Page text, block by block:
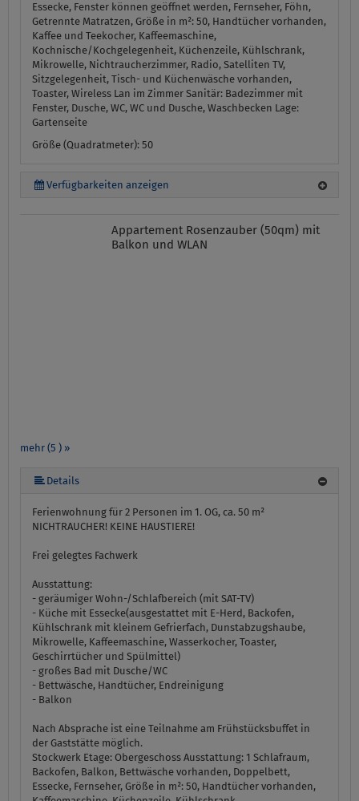
Essecke, Fenster können geöffnet werden, Fernseher, Föhn,
Getrennte Matratzen, Größe in m²: 50, Handtücher vorhanden,
Kaffee und Teekocher, Kaffeemaschine,
Kochnische/Kochgelegenheit, Küchenzeile, Kühlschrank,
Mikrowelle, Nichtraucherzimmer, Radio, Satelliten TV,
Sitzgelegenheit, Tisch- und Küchenwäsche vorhanden,
Toaster, Wireless Lan im Zimmer Sanitär: Badezimmer mit
Fenster, Dusche, WC, WC und Dusche, Waschbecken Lage:
Gartenseite
Größe (Quadratmeter): 50
Verfügbarkeiten anzeigen
mehr (5 ) »
mehr (5 ) »
Appartement Rosenzauber (50qm) mit
Balkon und WLAN
Details
Ferienwohnung für 2 Personen im 1. OG, ca. 50 m²
NICHTRAUCHER! KEINE HAUSTIERE!
Frei gelegtes Fachwerk
Ausstattung:
- geräumiger Wohn-/Schlafbereich (mit SAT-TV)
- Küche mit Essecke(ausgestattet mit E-Herd, Backofen,
Kühlschrank mit kleinem Gefrierfach, Dunstabzugshaube,
Mikrowelle, Kaffeemaschine, Wasserkocher, Toaster,
Geschirrtücher und Spülmittel)
- großes Bad mit Dusche/WC
- Bettwäsche, Handtücher, Endreinigung
- Balkon
Nach Absprache ist eine Teilnahme am Frühstücksbuffet in
der Gaststätte möglich.
Stockwerk Etage: Obergeschoss Ausstattung: 1 Schlafraum,
Backofen, Balkon, Bettwäsche vorhanden, Doppelbett,
Essecke, Fernseher, Größe in m²: 50, Handtücher vorhanden,